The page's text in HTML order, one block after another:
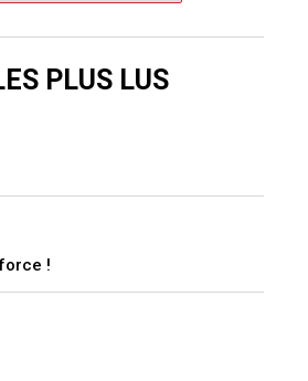
PLUS LUS
!